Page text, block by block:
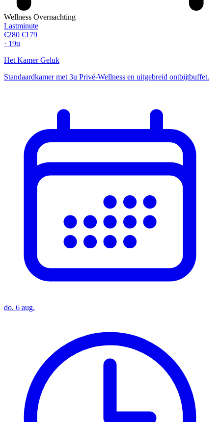
Wellness Overnachting
Lastminute
€280 €179
· 19u
Het Kamer Geluk
Standaardkamer met 3u Privé-Wellness en uitgebreid ontbijtbuffet.
do. 6 aug.